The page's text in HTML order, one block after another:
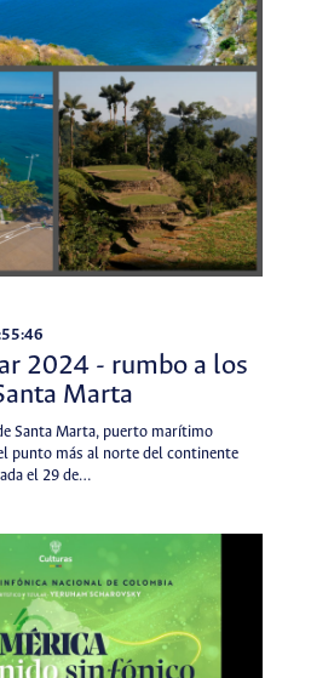
2024 - rumbo a los
Marta
Santa Marta, puerto marítimo
punto más al norte del continente
el 29 de…